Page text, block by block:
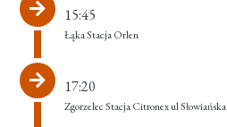
15:45
Łąka Stacja Orlen
17:20
Zgorzelec Stacja Citronex ul Słowiańska